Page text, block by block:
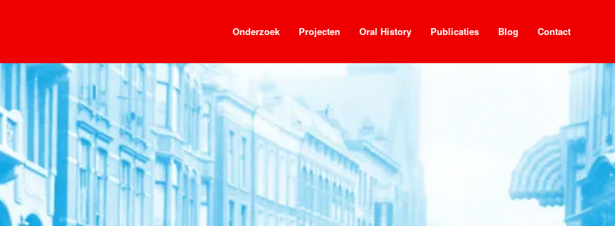
Onderzoek Projecten Oral History Publicaties Blog Contact